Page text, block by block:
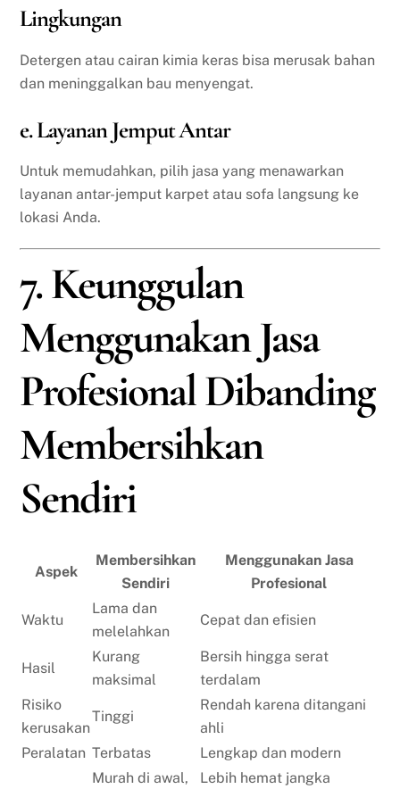
Lingkungan
Detergen atau cairan kimia keras bisa merusak bahan
dan meninggalkan bau menyengat.
e. Layanan Jemput Antar
Untuk memudahkan, pilih jasa yang menawarkan
layanan antar-jemput karpet atau sofa langsung ke
lokasi Anda.
7. Keunggulan
Menggunakan Jasa
Profesional Dibanding
Membersihkan
Sendiri
Aspek
Membersihkan
Sendiri
Menggunakan Jasa
Profesional
Waktu
Lama dan
melelahkan
Cepat dan efisien
Hasil
Kurang
maksimal
Bersih hingga serat
terdalam
Risiko
kerusakan
Tinggi
Rendah karena ditangani
ahli
Peralatan Terbatas Lengkap dan modern
Murah di awal,
Lebih hemat jangka